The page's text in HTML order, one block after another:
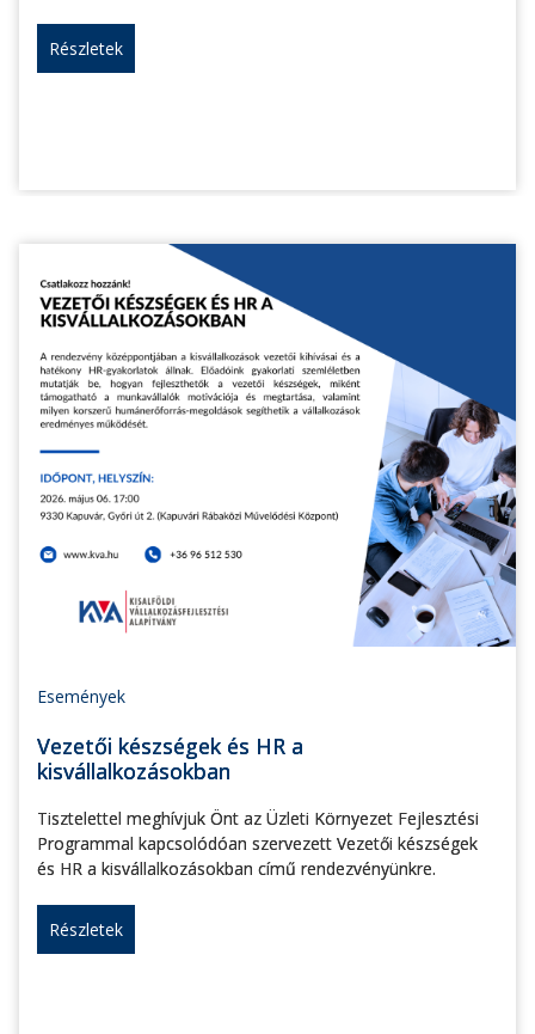
Részletek
Események
Vezetői készségek és HR a
kisvállalkozásokban
Tisztelettel meghívjuk Önt az Üzleti Környezet Fejlesztési
Programmal kapcsolódóan szervezett Vezetői készségek
és HR a kisvállalkozásokban című rendezvényünkre.
Részletek